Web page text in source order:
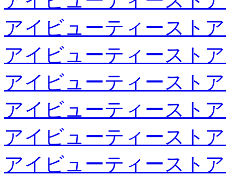
アイビューティースト
アイビューティースト
アイビューティースト
アイビューティースト
アイビューティースト
アイビューティースト